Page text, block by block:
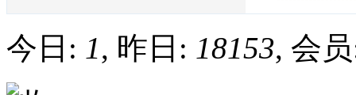
今日: 1, 昨日: 18153, 会